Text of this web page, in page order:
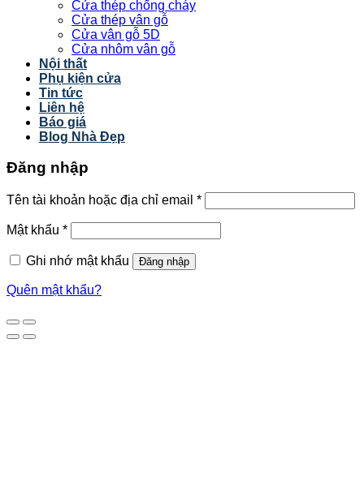
Cửa thép chống cháy
Cửa thép vân gỗ
Cửa vân gỗ 5D
Cửa nhôm vân gỗ
Nội thất
Phụ kiện cửa
Tin tức
Liên hệ
Báo giá
Blog Nhà Đẹp
Đăng nhập
Tên tài khoản hoặc địa chỉ email *
Mật khẩu *
Ghi nhớ mật khẩu Đăng nhập
Quên mật khẩu?